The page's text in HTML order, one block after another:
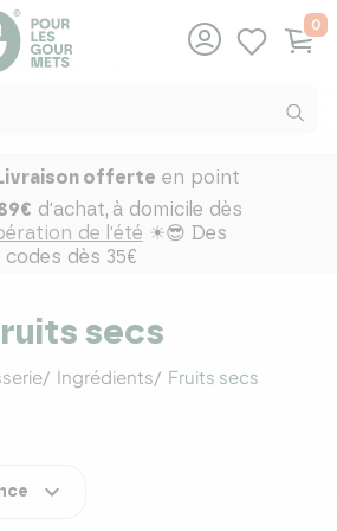
0
offerte en point
d'achat, à domicile dès
de l'été ☀😎 Des
codes dès 35€
secs
Ingrédients Fruits secs
expand_more